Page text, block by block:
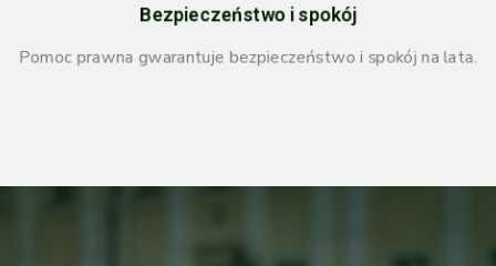
Bezpieczeństwo i spokój
Pomoc prawna gwarantuje bezpieczeństwo i spokój na lata.